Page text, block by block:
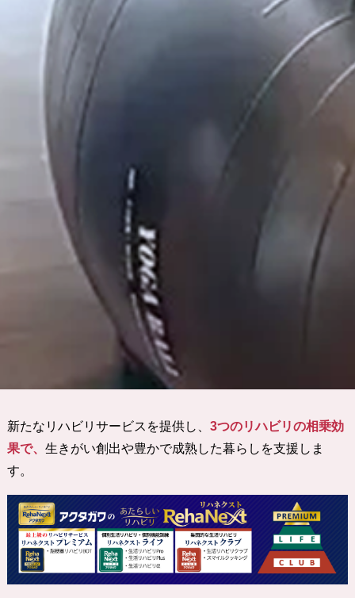
新たなリハビリサービスを提供し、 3つのリハビリの相乗効
果で、 生きがい創出や豊かで成熟した暮らしを支援しま
す。